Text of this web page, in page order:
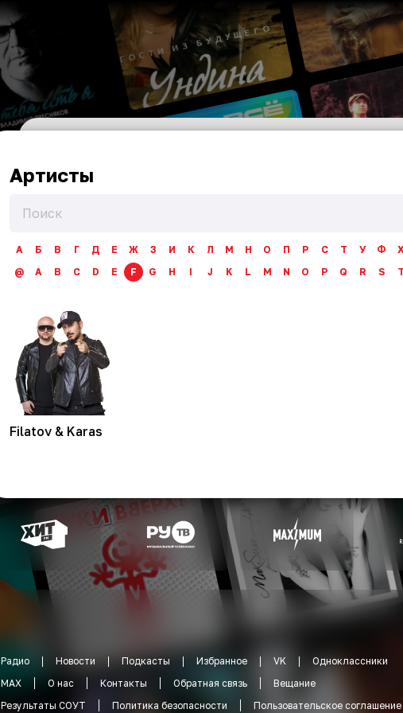
Артисты
А Б В Г Д Е Ж З И К Л М Н О П Р С Т У Ф
@
A B C D E F G H I J K L M N O P Q R S
Filatov & Karas
Радио Новости Подкасты Избранное VK
Одноклассники
MAX
О нас Контакты Обратная связь
Вещание
Результаты СОУТ
Политика безопасности Пользовательское соглашение